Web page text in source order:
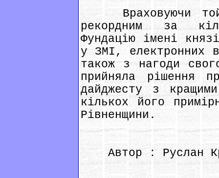
Враховуючи той
рекордним за
Фундацію імені
у ЗМІ, електронних
також з нагоди
прийняла рішення
дайджесту з
кількох його
Рівненщини.
Автор : Руслан